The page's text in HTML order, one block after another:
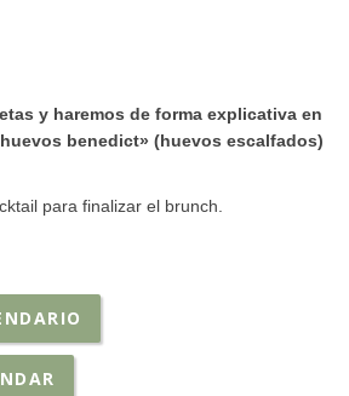
y haremos de forma explicativa en
benedict» (huevos escalfados)
para finalizar el brunch.